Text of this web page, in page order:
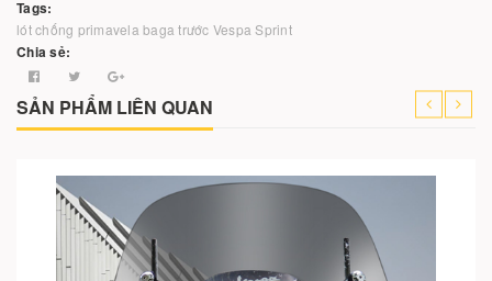
Tags:
lót chống primavela baga trước Vespa Sprint
Chia sẻ:
SẢN PHẨM LIÊN QUAN